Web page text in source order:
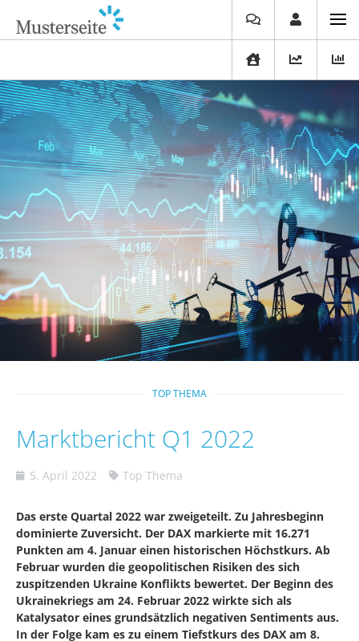
TOP THEMA
Marktbericht Q1 2022
5. April 2022 Top Thema
Das erste Quartal 2022 war zweigeteilt. Zu Jahresbeginn
dominierte Zuversicht. Der DAX markierte mit 16.271
Punkten am 4. Januar einen historischen Höchstkurs. Ab
Februar wurden die geopolitischen Risiken des sich
zuspitzenden Ukraine Konflikts bewertet. Der Beginn des
Ukrainekriegs am 24. Februar 2022 wirkte sich als
Katalysator eines grundsätzlich negativen Sentiments aus.
In der Folge kam es zu einem Tiefstkurs des DAX am 8.